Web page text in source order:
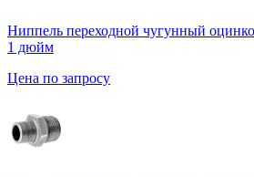
Ниппель переходной чугунный
1 дюйм
Цена по запросу